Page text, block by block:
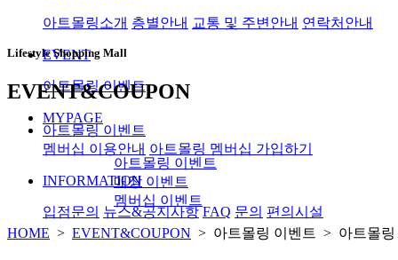
아트몰링소개 층별안내 교통 및 주변안내 연락처안내
EVENT
아트몰링 이벤트
MYPAGE
멤버십 이용안내 아트몰링 멤버십 가입하기
INFORMATION
입점문의 뉴스&공지사항 FAQ 문의 편의시설
Lifestyle Shopping Mall
EVENT&COUPON
아트몰링 이벤트
아트몰링 이벤트
매장 이벤트
멤버십 이벤트
HOME > EVENT&COUPON > 아트몰링 이벤트 > 아트몰링